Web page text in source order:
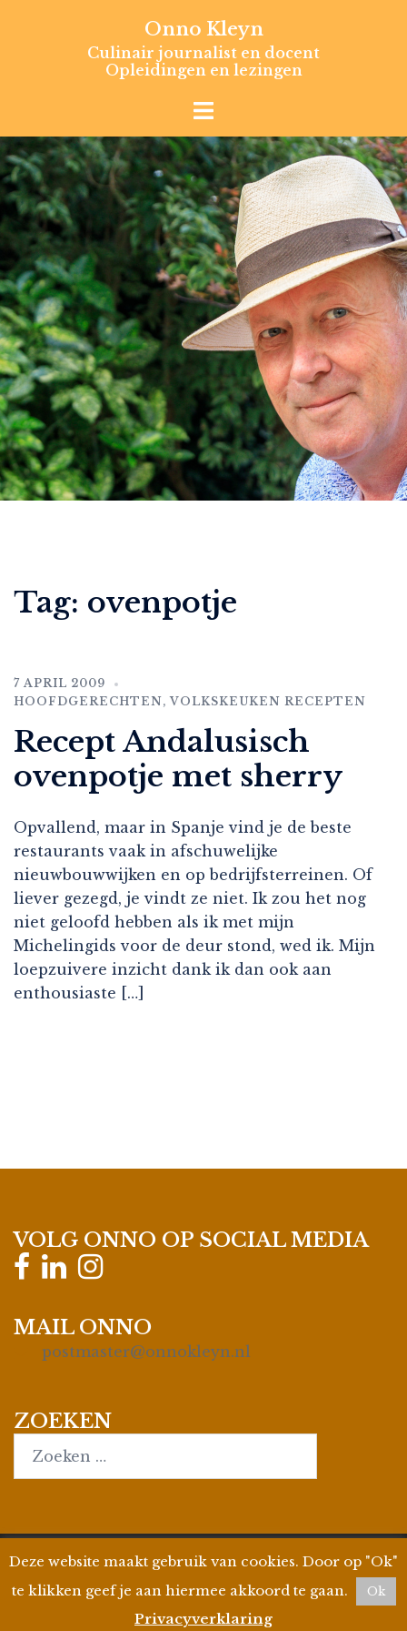
Onno Kleyn
Culinair journalist en docent
Opleidingen en lezingen
Tag: ovenpotje
7 APRIL 2009
HOOFDGERECHTEN,VOLKSKEUKEN RECEPTEN
Recept Andalusisch
ovenpotje met sherry
Opvallend, maar in Spanje vind je de beste
restaurants vaak in afschuwelijke
nieuwbouwwijken en op bedrijfsterreinen. Of
liever gezegd, je vindt ze niet. Ik zou het nog
niet geloofd hebben als ik met mijn
Michelingids voor de deur stond, wed ik. Mijn
loepzuivere inzicht dank ik dan ook aan
enthousiaste […]
VOLG ONNO OP SOCIAL MEDIA
MAIL ONNO
postmaster@onnokleyn.nl
ZOEKEN
Search…
© 2026Onno Kleyn| Site byWPman4U|
Privacyverklaring| KvK 35019695 | BTW ID
Deze website maakt gebruik van cookies. Door op "Ok"
te klikken geef je aan hiermee akkoord te gaan.
Ok
Privacyverklaring